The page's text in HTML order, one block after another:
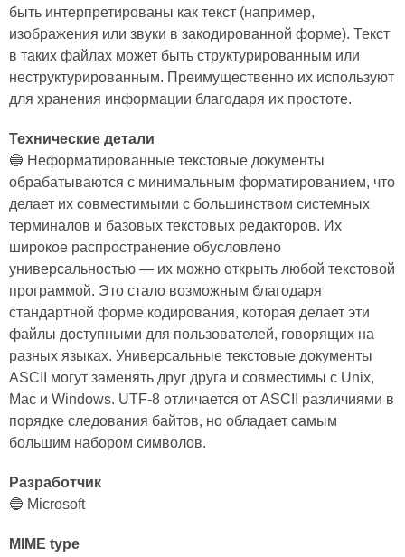
быть интерпретированы как текст (например,
изображения или звуки в закодированной форме). Текст
в таких файлах может быть структурированным или
неструктурированным. Преимущественно их используют
для хранения информации благодаря их простоте.
Технические детали
🔵 Неформатированные текстовые документы
обрабатываются с минимальным форматированием, что
делает их совместимыми с большинством системных
терминалов и базовых текстовых редакторов. Их
широкое распространение обусловлено
универсальностью — их можно открыть любой текстовой
программой. Это стало возможным благодаря
стандартной форме кодирования, которая делает эти
файлы доступными для пользователей, говорящих на
разных языках. Универсальные текстовые документы
ASCII могут заменять друг друга и совместимы с Unix,
Mac и Windows. UTF-8 отличается от ASCII различиями в
порядке следования байтов, но обладает самым
большим набором символов.
Разработчик
🔵 Microsoft
MIME type